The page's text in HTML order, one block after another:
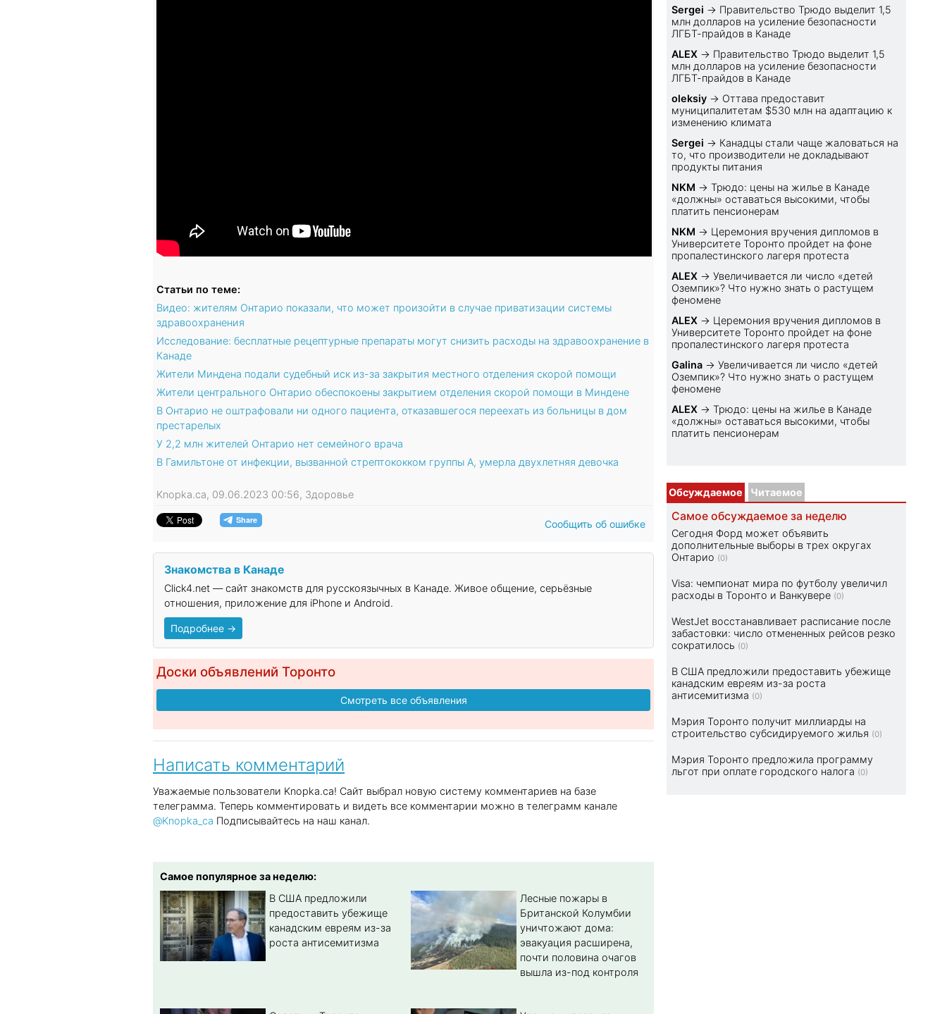
Статьи по теме:
Видео: жителям Онтарио показали, что может произойти в случае приватизации системы
здравоохранения
Исследование: бесплатные рецептурные препараты могут снизить расходы на здравоохранение в
Канаде
Жители Миндена подали судебный иск из-за закрытия местного отделения скорой помощи
Жители центрального Онтарио обеспокоены закрытием отделения скорой помощи в Миндене
В Онтарио не оштрафовали ни одного пациента, отказавшегося переехать из больницы в дом
престарелых
У 2,2 млн жителей Онтарио нет семейного врача
В Гамильтоне от инфекции, вызванной стрептококком группы А, умерла двухлетняя девочка
Knopka.ca, 09.06.2023 00:56, Здоровье
Сообщить об ошибке
Знакомства в Канаде
Click4.net — сайт знакомств для русскоязычных в Канаде. Живое общение, серьёзные
отношения, приложение для iPhone и Android.
Подробнее →
Доски объявлений Торонто
Смотреть все объявления
Написать комментарий
Уважаемые пользователи Knopka.ca! Сайт выбрал новую систему комментариев на базе
телеграмма. Теперь комментировать и видеть все комментарии можно в телеграмм канале
@Knopka_ca Подписывайтесь на наш канал.
Самое популярное за неделю:
В США предложили
предоставить убежище
канадским евреям из-за
роста антисемитизма
Лесные пожары в
Британской Колумбии
уничтожают дома:
эвакуация расширена,
почти половина очагов
вышла из-под контроля
Sеrgei → Правительство Трюдо выделит 1,5
млн долларов на усиление безопасности
ЛГБТ-прайдов в Канаде
ALEX → Правительство Трюдо выделит 1,5
млн долларов на усиление безопасности
ЛГБТ-прайдов в Канаде
oleksiy → Оттава предоставит
муниципалитетам $530 млн на адаптацию к
изменению климата
Sеrgei → Канадцы стали чаще жаловаться на
то, что производители не докладывают
продукты питания
NKM →Трюдо: цены на жилье в Канаде
«должны» оставаться высокими, чтобы
платить пенсионерам
NKM → Церемония вручения дипломов в
Университете Торонто пройдет на фоне
пропалестинского лагеря протеста
ALEX →Увеличивается ли число «детей
Оземпик»? Что нужно знать о растущем
феномене
ALEX → Церемония вручения дипломов в
Университете Торонто пройдет на фоне
пропалестинского лагеря протеста
Galina →Увеличивается ли число «детей
Оземпик»? Что нужно знать о растущем
феномене
ALEX →Трюдо: цены на жилье в Канаде
«должны» оставаться высокими, чтобы
платить пенсионерам
Обсуждаемое Читаемое
Самое обсуждаемое за неделю
Сегодня Форд может объявить
дополнительные выборы в трех округах
Онтарио (0)
Visa: чемпионат мира по футболу увеличил
расходы в Торонто и Ванкувере (0)
WestJet восстанавливает расписание после
забастовки: число отмененных рейсов резко
сократилось (0)
В США предложили предоставить убежище
канадским евреям из-за роста
антисемитизма (0)
Мэрия Торонто получит миллиарды на
строительство субсидируемого жилья (0)
Мэрия Торонто предложила программу
льгот при оплате городского налога (0)